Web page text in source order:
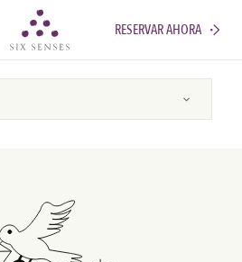
Six sensesRESERVAR AHORA